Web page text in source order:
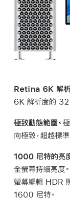
Retina 6K 解析
6K 解析度的 32
極致動態範圍。
向極致，超越標
1000 尼特的亮
全螢幕持續亮度
螢幕編輯 HDR
1600 尼特。